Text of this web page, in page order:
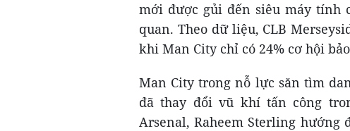
mới được gủi đến siêu máy tính
quan. Theo dữ liệu, CLB
khi Man City chỉ có 24% cơ hội
Man City trong nỗ lực săn tìm
đã thay đổi vũ khí tấn công
Arsenal, Raheem Sterling hướng